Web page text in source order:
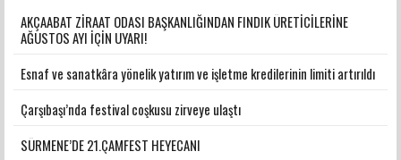
AKÇAABAT ZİRAAT ODASI BAŞKANLIĞINDAN FINDIK ÜRETİCİLERİNE
AĞUSTOS AYI İÇİN UYARI!
Esnaf ve sanatkâra yönelik yatırım ve işletme kredilerinin limiti artırıldı
Çarşıbaşı’nda festival coşkusu zirveye ulaştı
SÜRMENE’DE 21.ÇAMFEST HEYECANI